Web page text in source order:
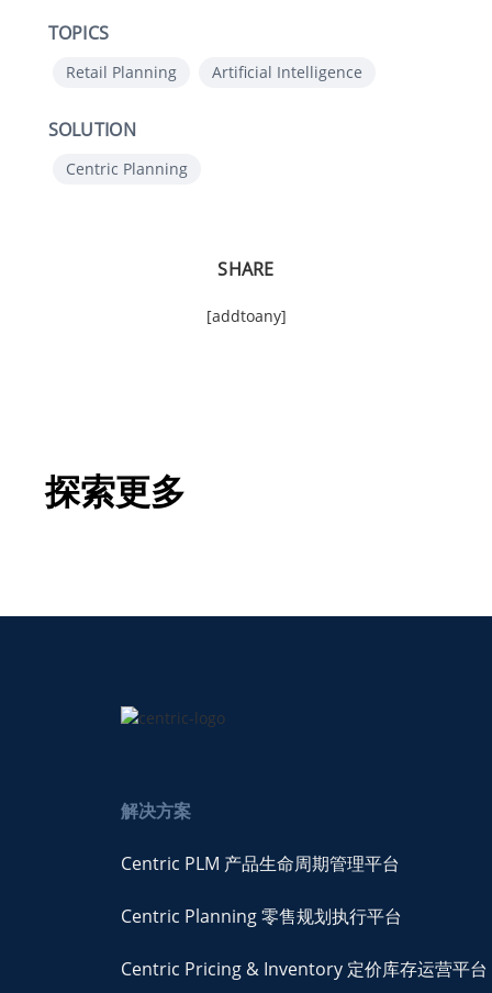
TOPICS
Retail Planning Artificial Intelligence
SOLUTION
Centric Planning
SHARE
[addtoany]
探索更多
解决方案
Centric PLM 产品生命周期管理平台
Centric Planning 零售规划执行平台
Centric Pricing & Inventory 定价库存运营平台